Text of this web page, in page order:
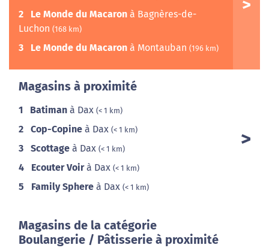
2 Le Monde du Macaron à Bagnères-de-
Luchon (168 km)
3 Le Monde du Macaron à Montauban (196 km)
Magasins à proximité
1 Batiman à Dax (< 1 km)
2 Cop-Copine à Dax (< 1 km)
3 Scottage à Dax (< 1 km)
4 Ecouter Voirà Dax (< 1 km)
5 Family Sphere à Dax (< 1 km)
Magasins de la catégorie
Boulangerie / Pâtisserie à proximité